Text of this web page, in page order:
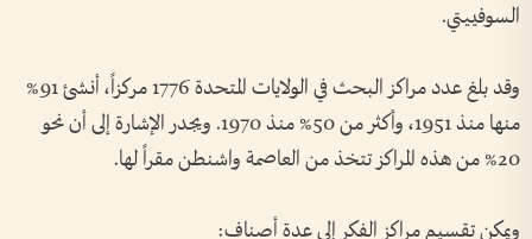
السوفييتي.
وقد بلغ عدد مراكز البحث في الولايات المتحدة 1776 مركزاً، أنشئ 91%
منها منذ 1951، وأكثر من 50% منذ 1970. ويجدر الإشارة إلى أن نحو
20% من هذه المراكز تتخذ من العاصمة واشنطن مقراً لها.
ويمكن تقسيم مراكز الفكر إلى عدة أصناف: